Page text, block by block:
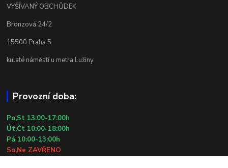
VYŠÍVANÝ OBCHŮDEK
Bronzová 24/2
15500 Praha 5
kulaté náměstí u metra Lužiny
Provozní doba:
Po,St 13:00-17:00h
Út,Čt 10:00-18:00h
Pá 10:00-13:00h
So,Ne ZAVŘENO